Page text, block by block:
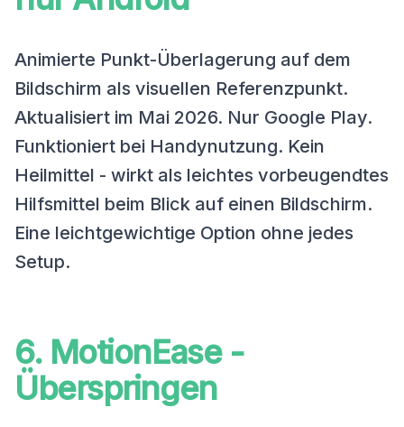
Animierte Punkt-Überlagerung auf dem
Bildschirm als visuellen Referenzpunkt.
Aktualisiert im Mai 2026. Nur Google Play.
Funktioniert bei Handynutzung. Kein
Heilmittel - wirkt als leichtes vorbeugendtes
Hilfsmittel beim Blick auf einen Bildschirm.
Eine leichtgewichtige Option ohne jedes
Setup.
6. MotionEase -
Überspringen